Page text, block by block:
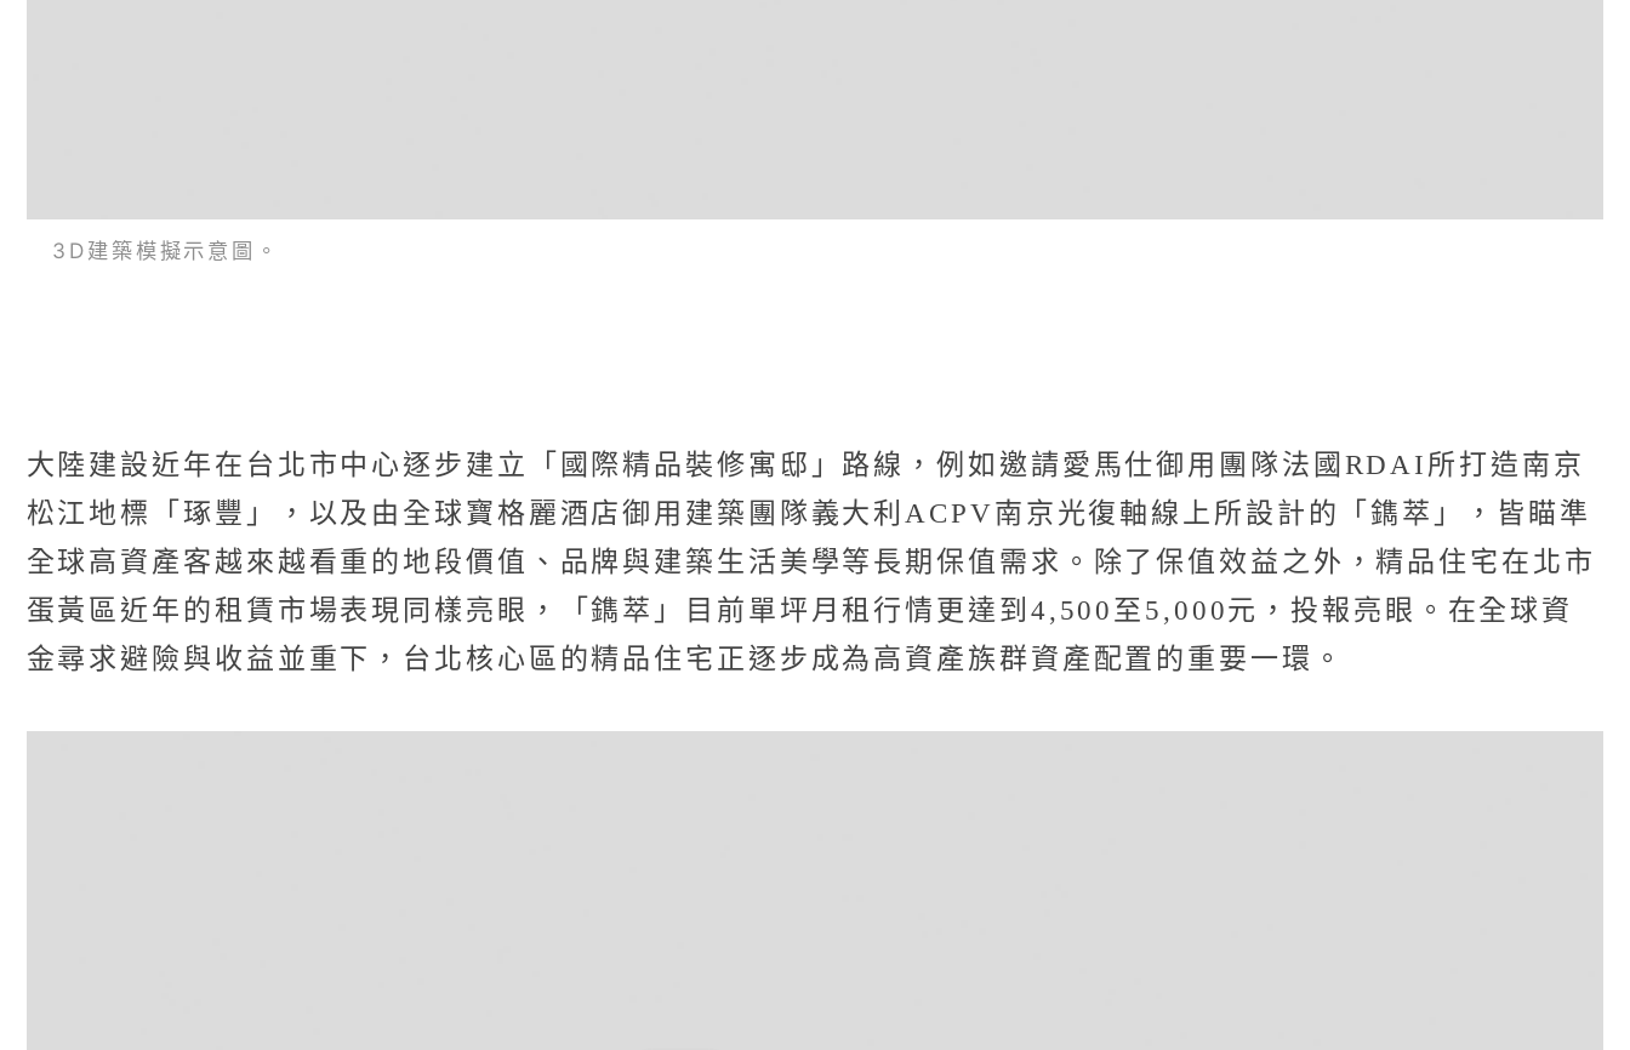
3D建築模擬示意圖。
大陸建設近年在台北市中心逐步建立「國際精品裝修寓邸」路線，例如邀請愛馬仕御用團隊法國RDAI所打造南京
松江地標「琢豐」，以及由全球寶格麗酒店御用建築團隊義大利ACPV南京光復軸線上所設計的「鐫萃」，皆瞄準
全球高資產客越來越看重的地段價值、品牌與建築生活美學等長期保值需求。除了保值效益之外，精品住宅在北市
蛋黃區近年的租賃市場表現同樣亮眼，「鐫萃」目前單坪月租行情更達到4,500至5,000元，投報亮眼。在全球資
金尋求避險與收益並重下，台北核心區的精品住宅正逐步成為高資產族群資產配置的重要一環。